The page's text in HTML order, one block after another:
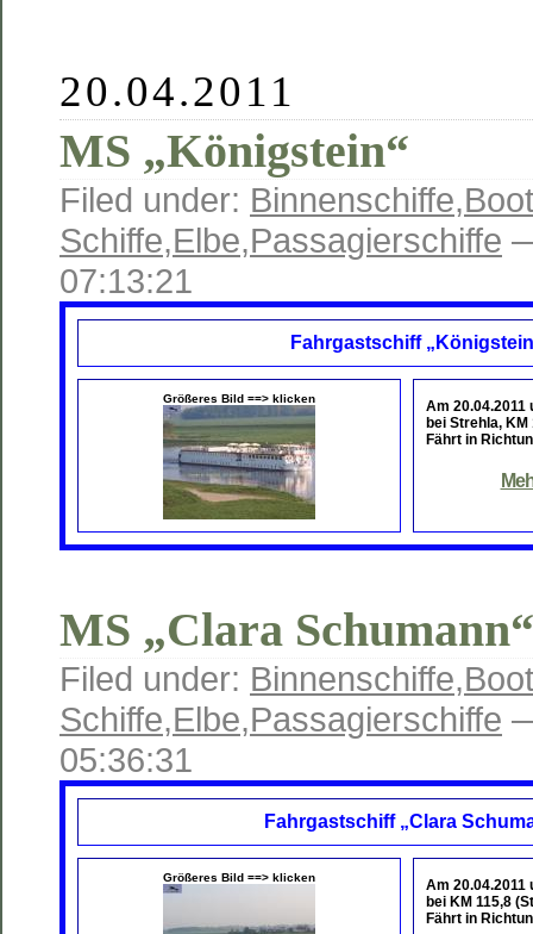
20.04.2011
MS „Königstein“
Filed under: Binnenschiffe,
Schiffe,Elbe,Passagierschiffe
07:13:21
Fahrgastschiff
Größeres Bild ==> klicken
Am 20.04.2011
bei Strehla, KM
Fährt in
MS „Clara Schumann“
Filed under: Binnenschiffe,
Schiffe,Elbe,Passagierschiffe
05:36:31
Fahrgastschiff „Clara
Größeres Bild ==> klicken
Am 20.04.2011
bei KM 115,8
Fährt in